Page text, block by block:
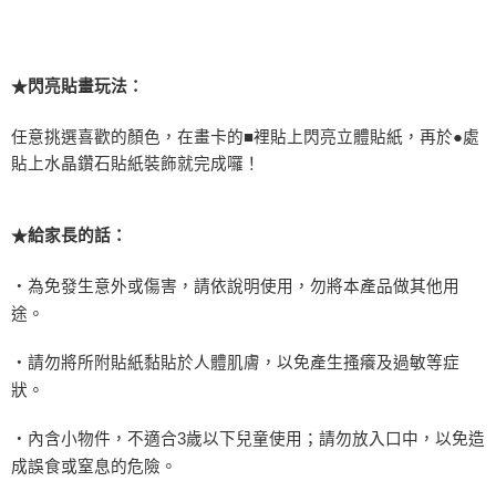
★閃亮貼畫玩法：
任意挑選喜歡的顏色，在畫卡的■裡貼上閃亮立體貼紙，再於●處
貼上水晶鑽石貼紙裝飾就完成囉！
★給家長的話：
‧為免發生意外或傷害，請依說明使用，勿將本產品做其他用
途。
‧請勿將所附貼紙黏貼於人體肌膚，以免產生搔癢及過敏等症
狀。
‧內含小物件，不適合3歲以下兒童使用；請勿放入口中，以免造
成誤食或窒息的危險。